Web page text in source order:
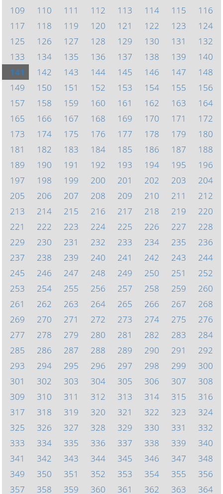
109
110 111 112 113 114 115
116
117
118 119 120 121 122 123
124
125
126 127 128 129 130 131
132
133
134 135 136 137 138 139
140
141
142 143 144 145 146 147
148
149
150 151 152 153 154 155
156
157
158 159 160 161 162 163
164
165
166 167 168 169 170 171
172
173
174 175 176 177 178 179
180
181
182 183 184 185 186 187
188
189
190 191 192 193 194 195
196
197
198 199 200 201 202 203
204
205
206 207 208 209 210 211
212
213
214 215 216 217 218 219
220
221
222 223 224 225 226 227
228
229
230 231 232 233 234 235
236
237
238 239 240 241 242 243
244
245
246 247 248 249 250 251
252
253
254 255 256 257 258 259
260
261
262 263 264 265 266 267
268
269
270 271 272 273 274 275
276
277
278 279 280 281 282 283
284
285
286 287 288 289 290 291
292
293
294 295 296 297 298 299
300
301
302 303 304 305 306 307
308
309
310 311 312 313 314 315
316
317
318 319 320 321 322 323
324
325
326 327 328 329 330 331
332
333
334 335 336 337 338 339
340
341
342 343 344 345 346 347
348
349
350 351 352 353 354 355
356
357
358 359 360 361 362 363 364